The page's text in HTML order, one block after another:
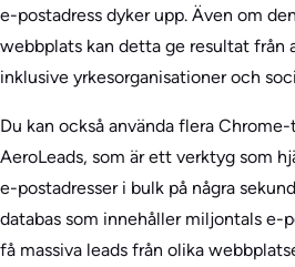
e-postadress dyker upp. Även om
webbplats kan detta ge resultat från
inklusive yrkesorganisationer och
Du kan också använda flera
AeroLeads, som är ett verktyg som
e-postadresser i bulk på några
databas som innehåller miljontals e-
få massiva leads från olika